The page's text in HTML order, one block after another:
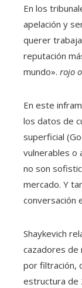
En los
apelación y
querer
reputación
mundo». rojo
En este
los datos de
superficial
vulnerables o
no son
mercado. Y
conversación
Shaykevich
cazadores de
por filtración,
estructura de